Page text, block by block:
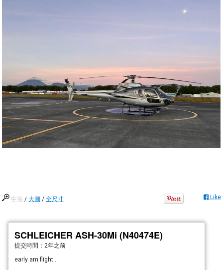
中等 /大圖 /全尺寸 Like
SCHLEICHER ASH-30Mi (N40474E)
提交時間： 2年之前
early am flight...